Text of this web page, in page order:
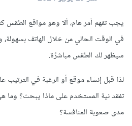
يجب تفهم أمر هام، ألا وهو مواقع الطقس
في الوقت الحالي من خلال الهاتف
سيظهر لك الطقس مباشرًة.
لذا قبل إنشاء موقع أو الرغبة في
تفقد نية المستخدم على ماذا يبحث؟ وما هي
مدى صعوبة المنافسة؟